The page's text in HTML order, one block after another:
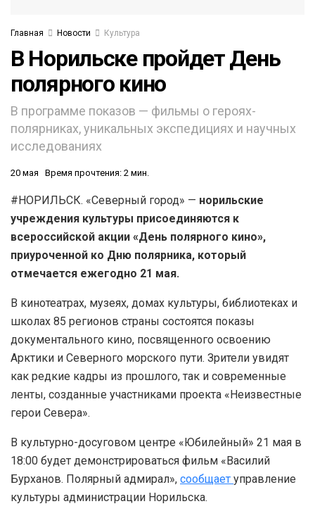
Главная Новости Культура
В Норильске пройдет День
полярного кино
В программе показов — фильмы о героях-
полярниках, уникальных экспедициях и научных
исследованиях
20 мая Время прочтения: 2 мин.
#НОРИЛЬСК. «Северный город» — норильские
учреждения культуры присоединяются к
всероссийской акции «День полярного кино»,
приуроченной ко Дню полярника, который
отмечается ежегодно 21 мая.
В кинотеатрах, музеях, домах культуры, библиотеках и
школах 85 регионов страны состоятся показы
документального кино, посвященного освоению
Арктики и Северного морского пути. Зрители увидят
как редкие кадры из прошлого, так и современные
ленты, созданные участниками проекта «Неизвестные
герои Севера».
В культурно-досуговом центре «Юбилейный» 21 мая в
18:00 будет демонстрироваться фильм «Василий
Бурханов. Полярный адмирал», сообщает управление
культуры администрации Норильска.